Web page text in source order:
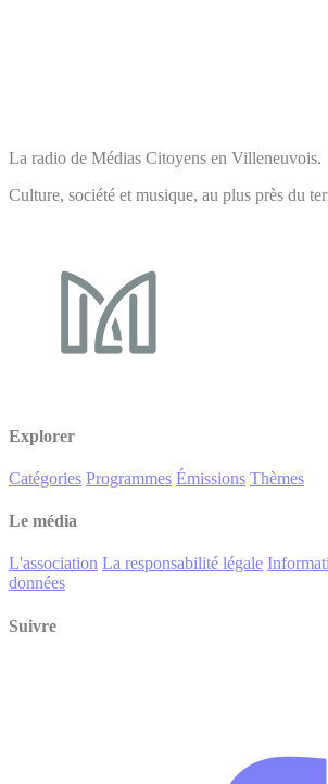
La radio de Médias Citoyens en Villeneuvois.
Culture, société et musique, au plus près du
Explorer
Catégories Programmes Émissions Thèmes
Le média
L'association La responsabilité légale
données
Suivre